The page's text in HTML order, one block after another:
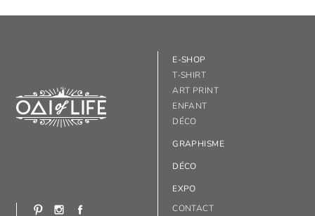
E-SHOP
T-SHIRT
ART PRINT
ENFANT
DÉCO
GRAPHISME
DÉCO
EXPO
CONTACT